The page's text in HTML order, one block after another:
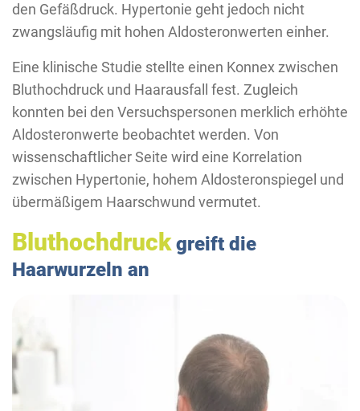
den Gefäßdruck. Hypertonie geht jedoch nicht
zwangsläufig mit hohen Aldosteronwerten einher.
Eine klinische Studie stellte einen Konnex zwischen
Bluthochdruck und Haarausfall fest. Zugleich
konnten bei den Versuchspersonen merklich erhöhte
Aldosteronwerte beobachtet werden. Von
wissenschaftlicher Seite wird eine Korrelation
zwischen Hypertonie, hohem Aldosteronspiegel und
übermäßigem Haarschwund vermutet.
Bluthochdruckgreift die
Haarwurzeln an